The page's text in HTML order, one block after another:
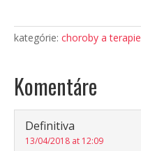
kategórie: choroby a terapie
Komentáre
Definitiva
13/04/2018 at 12:09